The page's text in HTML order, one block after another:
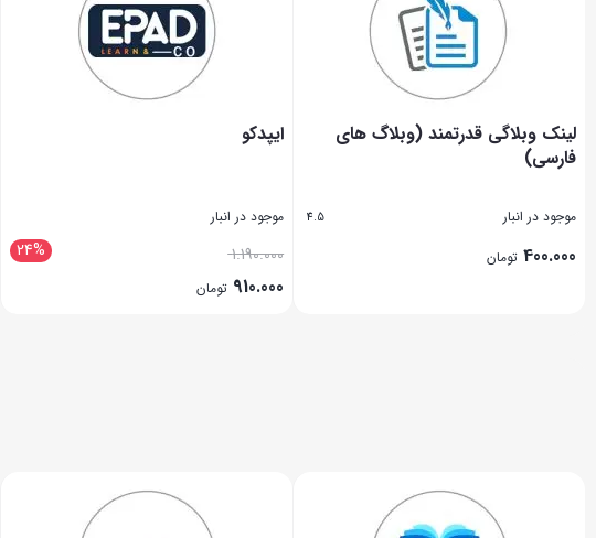
لینک وبلاگی قدرتمند (وبلاگ های
فارسی)
موجود در انبار 4.5
400.000 تومان
ایپدکو
موجود در انبار
24% 1.190.000
910.000 تومان